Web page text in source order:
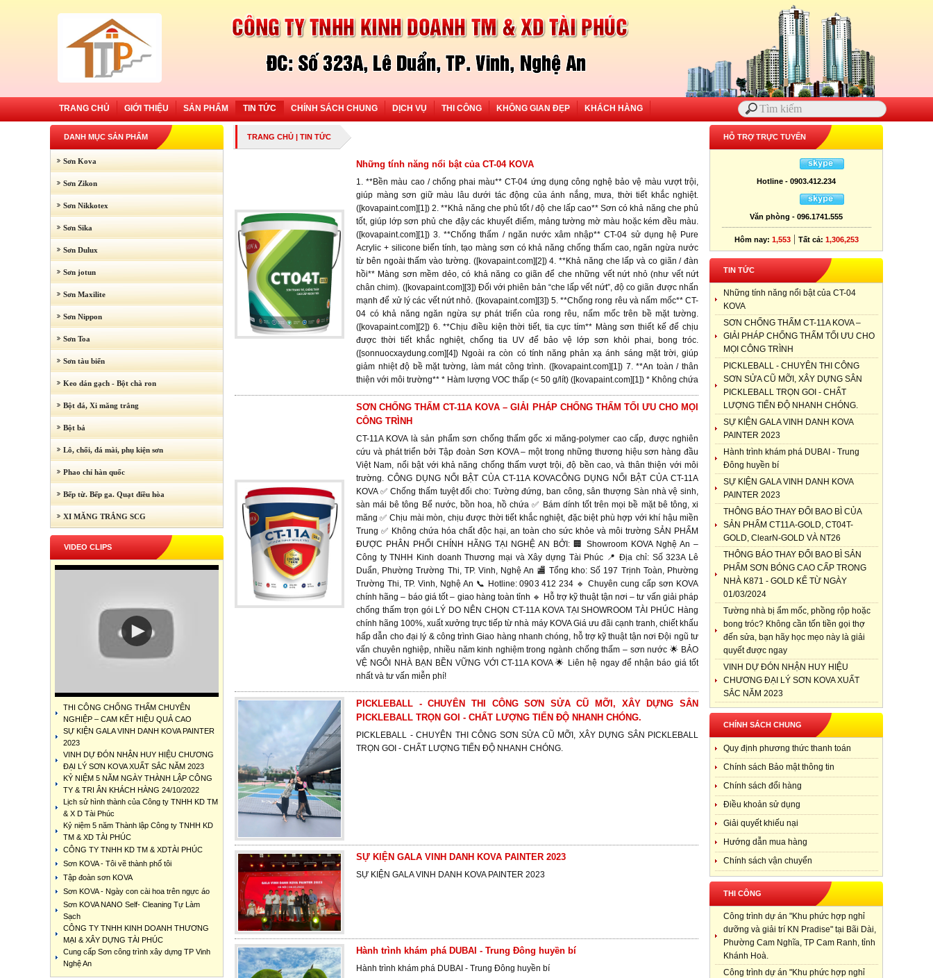
TRANG CHỦ GIỚI THIỆU SẢN PHẨM TIN TỨC CHÍNH SÁCH CHUNG DỊCH VỤ THI CÔNG KHÔNG GIAN ĐẸP KHÁCH HÀNG
DANH MỤC SẢN PHẨM
Sơn Kova
Sơn Zikon
Sơn Nikkotex
Sơn Sika
Sơn Dulux
Sơn jotun
Sơn Maxilite
Sơn Nippon
Sơn Toa
Sơn tàu biển
Keo dán gạch - Bột chà ron
Bột đá, Xi măng trắng
Bột bả
Lô, chổi, đá mài, phụ kiện sơn
Phao chỉ hàn quốc
Bếp từ. Bếp ga. Quạt điều hòa
XI MĂNG TRẮNG SCG
VIDEO CLIPS
THI CÔNG CHỐNG THẤM CHUYÊN
NGHIỆP – CAM KẾT HIỆU QUẢ CAO
SỰ KIỆN GALA VINH DANH KOVA PAINTER
2023
VINH DỰ ĐÓN NHẬN HUY HIỆU CHƯƠNG
ĐẠI LÝ SƠN KOVA XUẤT SẮC NĂM 2023
KỶ NIỆM 5 NĂM NGÀY THÀNH LẬP CÔNG
TY & TRI ÂN KHÁCH HÀNG 24/10/2022
Lịch sử hình thành của Công ty TNHH KD TM
& X D Tài Phúc
Kỷ niệm 5 năm Thành lập Công ty TNHH KD
TM & XD TÀI PHÚC
CÔNG TY TNHH KD TM & XDTÀI PHÚC
Sơn KOVA - Tôi vẽ thành phố tôi
Tập đoàn sơn KOVA
Sơn KOVA - Ngày con cài hoa trên ngực áo
Sơn KOVA NANO Self- Cleaning Tự Làm
Sạch
CÔNG TY TNHH KINH DOANH THƯƠNG
MẠI & XÂY DỰNG TÀI PHÚC
Cung cấp Sơn công trình xây dựng TP Vinh
Nghệ An
TRANG CHỦ | TIN TỨC
Những tính năng nổi bật của CT-04 KOVA
1. **Bền màu cao / chống phai màu** CT-04 ứng dụng công nghệ bảo vệ màu vượt trội,
giúp màng sơn giữ màu lâu dưới tác động của ánh nắng, mưa, thời tiết khắc nghiệt.
([kovapaint.com][1]) 2. **Khả năng che phủ tốt / độ che lấp cao** Sơn có khả năng che phủ
tốt, giúp lớp sơn phủ che đậy các khuyết điểm, mảng tường mờ màu hoặc kém đều màu.
([kovapaint.com][1]) 3. **Chống thấm / ngăn nước xâm nhập** CT-04 sử dụng hệ Pure
Acrylic + silicone biến tính, tạo màng sơn có khả năng chống thấm cao, ngăn ngừa nước
từ bên ngoài thấm vào tường. ([kovapaint.com][2]) 4. **Khả năng che lấp và co giãn / đàn
hồi** Màng sơn mềm dẻo, có khả năng co giãn để che những vết nứt nhỏ (như vết nứt
chân chim). ([kovapaint.com][3]) Đối với phiên bản “che lấp vết nứt”, độ co giãn được nhấn
mạnh để xử lý các vết nứt nhỏ. ([kovapaint.com][3]) 5. **Chống rong rêu và nấm mốc** CT-
04 có khả năng ngăn ngừa sự phát triển của rong rêu, nấm mốc trên bề mặt tường.
([kovapaint.com][2]) 6. **Chịu điều kiện thời tiết, tia cực tím** Màng sơn thiết kế để chịu
được thời tiết khắc nghiệt, chống tia UV để bảo vệ lớp sơn khỏi phai, bong tróc.
([sonnuocxaydung.com][4]) Ngoài ra còn có tính năng phản xạ ánh sáng mặt trời, giúp
giảm nhiệt độ bề mặt tường, làm mát công trình. ([kovapaint.com][1]) 7. **An toàn / thân
thiện với môi trường** * Hàm lượng VOC thấp (< 50 g/lít) ([kovapaint.com][1]) * Không chứa
SƠN CHỐNG THẤM CT-11A KOVA – GIẢI PHÁP CHỐNG THẤM TỐI ƯU CHO MỌI
CÔNG TRÌNH
CT-11A KOVA là sản phẩm sơn chống thấm gốc xi măng-polymer cao cấp, được nghiên
cứu và phát triển bởi Tập đoàn Sơn KOVA – một trong những thương hiệu sơn hàng đầu
Việt Nam, nổi bật với khả năng chống thấm vượt trội, độ bền cao, và thân thiện với môi
trường. CÔNG DỤNG NỔI BẬT CỦA CT-11A KOVACÔNG DỤNG NỔI BẬT CỦA CT-11A
KOVA ✅ Chống thấm tuyệt đối cho: Tường đứng, ban công, sân thượng Sàn nhà vệ sinh,
sàn mái bê tông Bể nước, bồn hoa, hồ chứa ✅ Bám dính tốt trên mọi bề mặt bê tông, xi
măng ✅ Chịu mài mòn, chịu được thời tiết khắc nghiệt, đặc biệt phù hợp với khí hậu miền
Trung ✅ Không chứa hóa chất độc hại, an toàn cho sức khỏe và môi trường SẢN PHẨM
ĐƯỢC PHÂN PHỐI CHÍNH HÃNG TẠI NGHỆ AN BỞI: 🏢 Showroom KOVA Nghệ An –
Công ty TNHH Kinh doanh Thương mại và Xây dựng Tài Phúc 📍 Địa chỉ: Số 323A Lê
Duẩn, Phường Trường Thi, TP. Vinh, Nghệ An 🏬 Tổng kho: Số 197 Trịnh Toàn, Phường
Trường Thi, TP. Vinh, Nghệ An 📞 Hotline: 0903 412 234 🔹 Chuyên cung cấp sơn KOVA
chính hãng – báo giá tốt – giao hàng toàn tỉnh 🔹 Hỗ trợ kỹ thuật tận nơi – tư vấn giải pháp
chống thấm trọn gói LÝ DO NÊN CHỌN CT-11A KOVA TẠI SHOWROOM TÀI PHÚC Hàng
chính hãng 100%, xuất xưởng trực tiếp từ nhà máy KOVA Giá ưu đãi cạnh tranh, chiết khấu
hấp dẫn cho đại lý & công trình Giao hàng nhanh chóng, hỗ trợ kỹ thuật tận nơi Đội ngũ tư
vấn chuyên nghiệp, nhiều năm kinh nghiệm trong ngành chống thấm – sơn nước 🌟 BẢO
VỆ NGÔI NHÀ BẠN BỀN VỮNG VỚI CT-11A KOVA 🌟 Liên hệ ngay để nhận báo giá tốt
nhất và tư vấn miễn phí!
PICKLEBALL - CHUYÊN THI CÔNG SƠN SỬA CŨ MỠI, XÂY DỰNG SÂN
PICKLEBALL TRỌN GOI - CHẤT LƯỢNG TIẾN ĐỘ NHANH CHÓNG.
PICKLEBALL - CHUYÊN THI CÔNG SƠN SỬA CŨ MỠI, XÂY DỰNG SÂN PICKLEBALL
TRỌN GOI - CHẤT LƯỢNG TIẾN ĐỘ NHANH CHÓNG.
SỰ KIỆN GALA VINH DANH KOVA PAINTER 2023
SỰ KIỆN GALA VINH DANH KOVA PAINTER 2023
Hành trình khám phá DUBAI - Trung Đông huyền bí
Hành trình khám phá DUBAI - Trung Đông huyền bí
HỖ TRỢ TRỰC TUYẾN
Hotline - 0903.412.234
Văn phòng - 096.1741.555
Hôm nay: 1,553| Tất cả: 1,306,253
TIN TỨC
Những tính năng nổi bật của CT-04
KOVA
SƠN CHỐNG THẤM CT-11A KOVA –
GIẢI PHÁP CHỐNG THẤM TỐI ƯU CHO
MỌI CÔNG TRÌNH
PICKLEBALL - CHUYÊN THI CÔNG
SƠN SỬA CŨ MỠI, XÂY DỰNG SÂN
PICKLEBALL TRỌN GOI - CHẤT
LƯỢNG TIẾN ĐỘ NHANH CHÓNG.
SỰ KIỆN GALA VINH DANH KOVA
PAINTER 2023
Hành trình khám phá DUBAI - Trung
Đông huyền bí
SỰ KIỆN GALA VINH DANH KOVA
PAINTER 2023
THÔNG BÁO THAY ĐỔI BAO BÌ CỦA
SẢN PHẨM CT11A-GOLD, CT04T-
GOLD, ClearN-GOLD VÀ NT26
THÔNG BÁO THAY ĐỔI BAO BÌ SẢN
PHẨM SƠN BÓNG CAO CẤP TRONG
NHÀ K871 - GOLD KỂ TỪ NGÀY
01/03/2024
Tường nhà bị ẩm mốc, phồng rộp hoặc
bong tróc? Không cần tốn tiền gọi thợ
đến sửa, bạn hãy học mẹo này là giải
quyết được ngay
VINH DỰ ĐÓN NHẬN HUY HIỆU
CHƯƠNG ĐẠI LÝ SƠN KOVA XUẤT
SẮC NĂM 2023
CHÍNH SÁCH CHUNG
Quy định phương thức thanh toán
Chính sách Bảo mật thông tin
Chính sách đổi hàng
Điều khoản sử dụng
Giải quyết khiếu nại
Hướng dẫn mua hàng
Chính sách vận chuyển
THI CÔNG
Công trình dự án "Khu phức hợp nghỉ
dưỡng và giải trí KN Pradise" tại Bãi Dài,
Phường Cam Nghĩa, TP Cam Ranh, tỉnh
Khánh Hoà.
Công trình dự án "Khu phức hợp nghỉ